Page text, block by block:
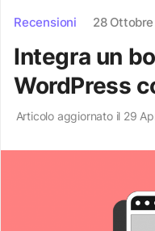
Recensioni 28 Ottobre
Integra un
WordPress
Articolo aggiornato il 29